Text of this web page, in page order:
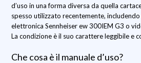
d’uso in una forma diversa da quella
spesso utilizzato recentemente,
elettronica Sennheiser ew 300IEM G3 o
La condizione è il suo carattere leggibile e
Che cosa è il manuale d’uso?